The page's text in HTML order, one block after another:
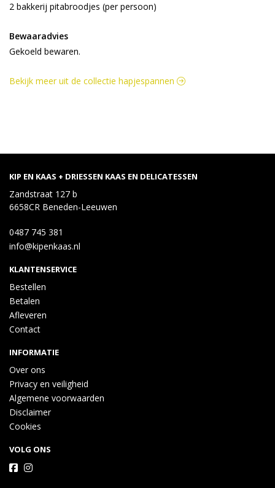
2 bakkerij pitabroodjes (per persoon)
Bewaaradvies
Gekoeld bewaren.
Bekijk meer uit de collectie hapjespannen
KIP EN KAAS + DRIESSEN KAAS EN DELICATESSEN
Zandstraat 127 b
6658CR Beneden-Leeuwen
0487 745 381
info@kipenkaas.nl
KLANTENSERVICE
Bestellen
Betalen
Afleveren
Contact
INFORMATIE
Over ons
Privacy en veiligheid
Algemene voorwaarden
Disclaimer
Cookies
VOLG ONS